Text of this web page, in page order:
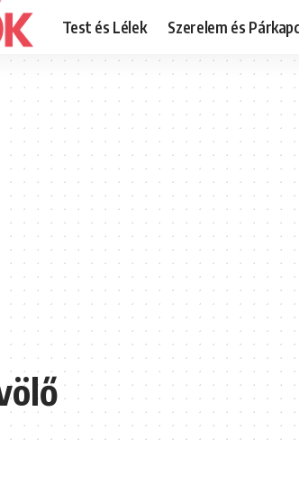
Test és Lélek Szerelem és